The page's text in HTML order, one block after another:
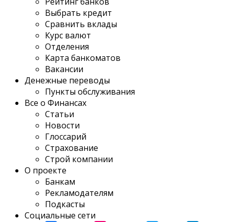
Выбрать кредит
Сравнить вклады
Курс валют
Отделения
Карта банкоматов
Вакансии
Денежные переводы
Пункты обслуживания
Все о Финансах
Статьи
Новости
Глоссарий
Страхование
Строй компании
О проекте
Банкам
Рекламодателям
Подкасты
Социальные сети